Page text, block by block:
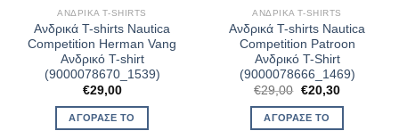
ΑΝΔΡΙΚΆ T-SHIRTS
Ανδρικά T-shirts Nautica
Competition Herman Vang
Ανδρικό T-shirt
(9000078670_1539)
€29,00
ΑΓΌΡΑΣΈ ΤΟ
ΑΝΔΡΙΚΆ T-SHIRTS
Ανδρικά T-shirts Nautica
Competition Patroon
Ανδρικό T-Shirt
(9000078666_1469)
€29,00 Original
was:
€29,00.
€20,30Η
ΑΓΌΡΑΣΈ ΤΟ